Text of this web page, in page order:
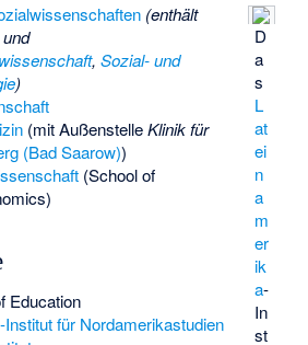
D
a
s
L
at
ei
n
a
m
er
ik
a-
In
st
(enthält
, Sozial- und
)
(mit AußenstelleKlinik für
(Bad Saarow))
(School of
Education
für Nordamerikastudien